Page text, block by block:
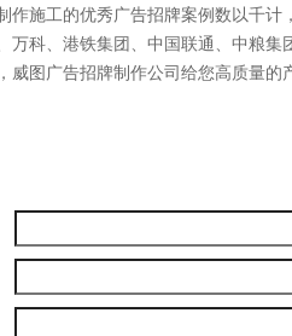
施工的优秀广告招牌案例数以千计
万科、港铁集团、中国联通、中粮
威图广告招牌制作公司给您高质量的